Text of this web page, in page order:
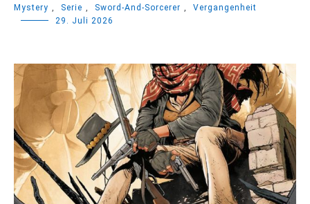
Mystery Serie Sword-And-Sorcerer
Vergangenheit
29. Juli 2026